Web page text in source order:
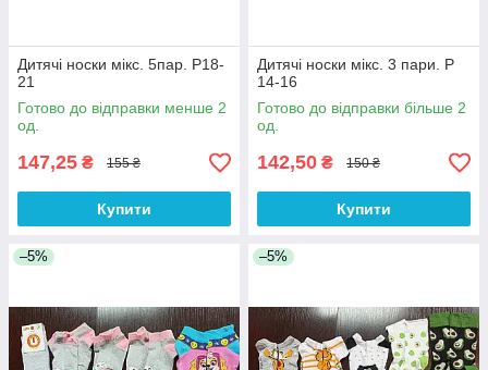
Дитячі носки мікс. 5пар. Р18-
21
Готово до відправки менше 2
од.
147,25 ₴ 155 ₴
Купити
Дитячі носки мікс. 3 пари. Р
14-16
Готово до відправки більше 2
од.
142,50 ₴ 150 ₴
Купити
–5% –5%